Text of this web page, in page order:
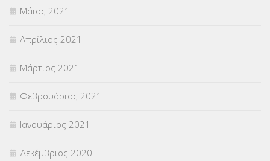
Μάιος 2021
Απρίλιος 2021
Μάρτιος 2021
Φεβρουάριος 2021
Ιανουάριος 2021
Δεκέμβριος 2020